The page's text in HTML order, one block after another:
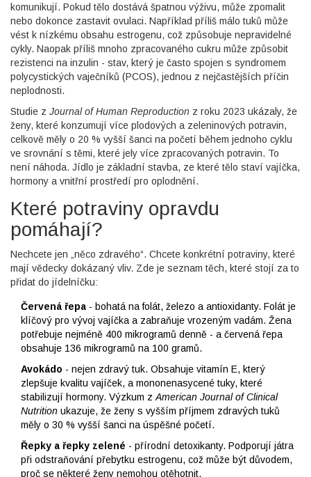
komunikují. Pokud tělo dostává špatnou výživu, může zpomalit
nebo dokonce zastavit ovulaci. Například příliš málo tuků může
vést k nízkému obsahu estrogenu, což způsobuje nepravidelné
cykly. Naopak příliš mnoho zpracovaného cukru může způsobit
rezistenci na inzulin - stav, který je často spojen s syndromem
polycystických vaječníků (PCOS), jednou z nejčastějších příčin
neplodnosti.
Studie z Journal of Human Reproduction z roku 2023 ukázaly, že
ženy, které konzumují více plodových a zeleninových potravin,
celkově měly o 20 % vyšší šanci na početí během jednoho cyklu
ve srovnání s těmi, které jely více zpracovaných potravin. To
není náhoda. Jídlo je základní stavba, ze které tělo staví vajíčka,
hormony a vnitřní prostředí pro oplodnění.
Které potraviny opravdu
pomáhají?
Nechcete jen „něco zdravého“. Chcete konkrétní potraviny, které
mají vědecky dokázaný vliv. Zde je seznam těch, které stojí za to
přidat do jídelníčku:
Červená řepa - bohatá na folát, železo a antioxidanty. Folát je
klíčový pro vývoj vajíčka a zabraňuje vrozeným vadám. Žena
potřebuje nejméně 400 mikrogramů denně - a červená řepa
obsahuje 136 mikrogramů na 100 gramů.
Avokádo - nejen zdravý tuk. Obsahuje vitamín E, který
zlepšuje kvalitu vajíček, a mononenasycené tuky, které
stabilizují hormony. Výzkum z American Journal of Clinical
Nutrition ukazuje, že ženy s vyšším příjmem zdravých tuků
měly o 30 % vyšší šanci na úspěšné početí.
Řepky a řepky zelené - přírodní detoxikanty. Podporují játra
při odstraňování přebytku estrogenu, což může být důvodem,
proč se některé ženy nemohou otěhotnit.